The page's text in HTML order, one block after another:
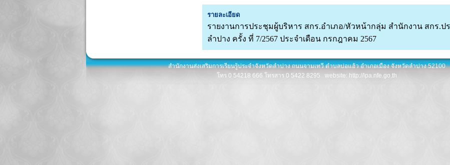
รายละเอียด
รายงานการประชุมผู้บริหาร สกร.อำเภอ/หัวหน้ากลุ่ม สำนักงาน สกร.ป
ลำปาง ครั้ง ที่ 7/2567 ประจำเดือน กรกฎาคม 2567
สำนักงานส่งเสริมการเรียนรู้ประจำจังหวัดลำปาง ถนนจามเทวี ตำบลบ่อแฮ้ว อำเภอเมือง จังหวัดลำปาง 52100
โทร 0 54218 666 โทรสาร 0 5422 8295 website: http://lpa.nfe.go.th